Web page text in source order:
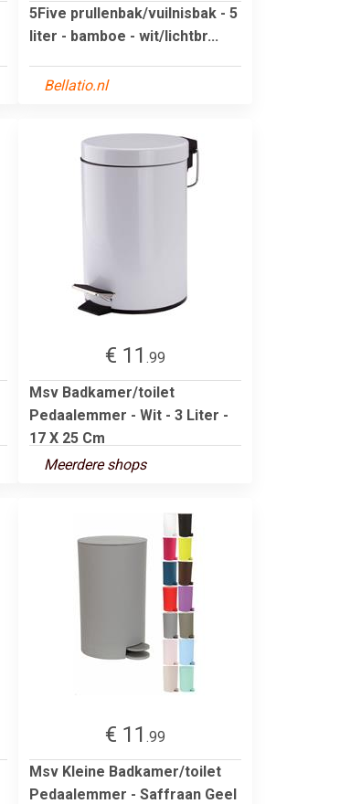
5Five prullenbak/vuilnisbak - 5
liter - bamboe - wit/lichtbr...
Bellatio.nl
€ 11 .99
Msv Badkamer/toilet
Pedaalemmer - Wit - 3 Liter -
17 X 25 Cm
Meerdere shops
€ 11 .99
Msv Kleine Badkamer/toilet
Pedaalemmer - Saffraan Geel